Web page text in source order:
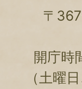
〒
開庁時
（土曜